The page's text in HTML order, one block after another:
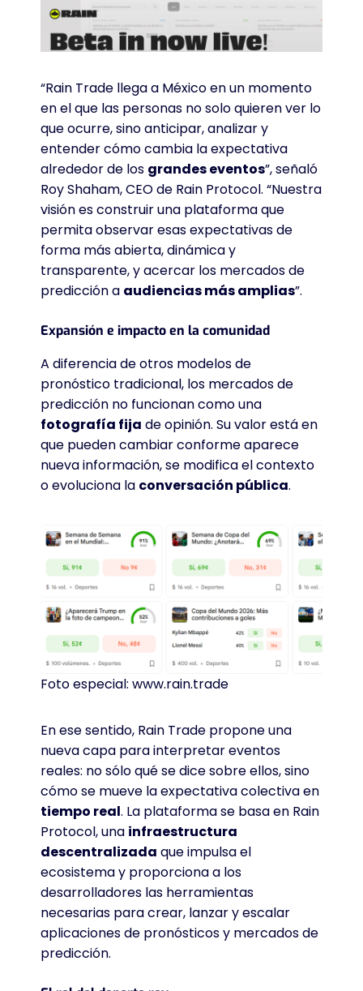
“Rain Trade llega a México en un momento
en el que las personas no solo quieren ver lo
que ocurre, sino anticipar, analizar y
entender cómo cambia la expectativa
alrededor de los grandes eventos”, señaló
Roy Shaham, CEO de Rain Protocol. “Nuestra
visión es construir una plataforma que
permita observar esas expectativas de
forma más abierta, dinámica y
transparente, y acercar los mercados de
predicción a audiencias más amplias”.
Expansión e impacto en la comunidad
A diferencia de otros modelos de
pronóstico tradicional, los mercados de
predicción no funcionan como una
fotografía fija de opinión. Su valor está en
que pueden cambiar conforme aparece
nueva información, se modifica el contexto
o evoluciona la conversación pública.
Foto especial: www.rain.trade
En ese sentido, Rain Trade propone una
nueva capa para interpretar eventos
reales: no sólo qué se dice sobre ellos, sino
cómo se mueve la expectativa colectiva en
tiempo real. La plataforma se basa en Rain
Protocol, una infraestructura
descentralizada que impulsa el
ecosistema y proporciona a los
desarrolladores las herramientas
necesarias para crear, lanzar y escalar
aplicaciones de pronósticos y mercados de
predicción.